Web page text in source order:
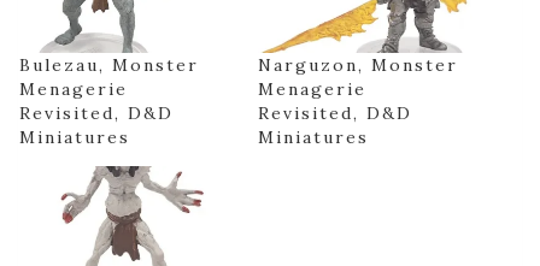
Bulezau, Monster
Menagerie
Revisited, D&D
Miniatures
Narguzon, Monster
Menagerie
Revisited, D&D
Miniatures